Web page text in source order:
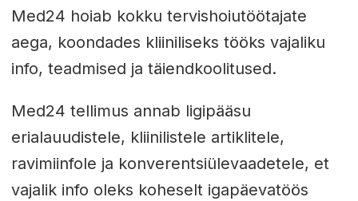
Med24 hoiab kokku tervishoiutöötajate
aega, koondades kliiniliseks tööks vajaliku
info, teadmised ja täiendkoolitused.
Med24 tellimus annab ligipääsu
erialauudistele, kliinilistele artiklitele,
ravimiinfole ja konverentsiülevaadetele, et
vajalik info oleks koheselt igapäevatöös